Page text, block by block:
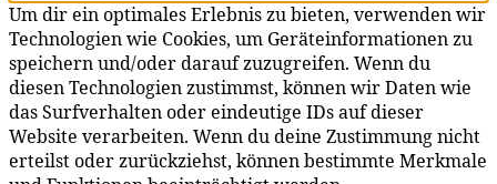
Um dir ein optimales Erlebnis zu bieten, verwenden wir
Technologien wie Cookies, um Geräteinformationen zu
speichern und/oder darauf zuzugreifen. Wenn du
diesen Technologien zustimmst, können wir Daten wie
das Surfverhalten oder eindeutige IDs auf dieser
Website verarbeiten. Wenn du deine Zustimmung nicht
erteilst oder zurückziehst, können bestimmte Merkmale